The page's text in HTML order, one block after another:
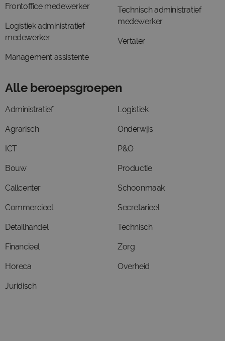
Frontoffice medewerker
Logistiek administratief
medewerker
Management assistente
Technisch administratief
medewerker
Vertaler
Alle beroepsgroepen
Administratief
Agrarisch
ICT
Bouw
Callcenter
Commercieel
Detailhandel
Financieel
Horeca
Juridisch
Logistiek
Onderwijs
P&O
Productie
Schoonmaak
Secretarieel
Technisch
Zorg
Overheid